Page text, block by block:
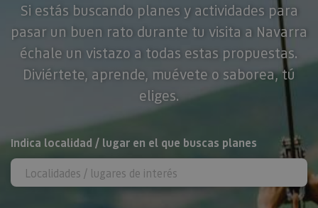
Si estás buscando planes y actividades para
pasar un buen rato durante tu visita a Navarra
échale un vistazo a todas estas propuestas.
Diviértete, aprende, muévete o saborea, tú
eliges.
BUSCAR
Indica localidad / lugar en el que buscas planes